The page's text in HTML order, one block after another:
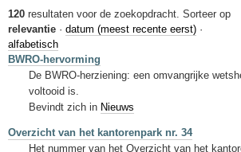
Studies en publicaties
Sleutelwoorden
Stedenbouwkundige inlichtingen
120 resultaten voor de zoekopdracht. Sorteer op
relevantie · datum (meest recente eerst) ·
alfabetisch
BWRO-hervorming
De BWRO-herziening: een omvangrijke
voltooid is.
Bevindt zich in Nieuws
Overzicht van het kantorenpark nr. 34
Het nummer van het Overzicht van het